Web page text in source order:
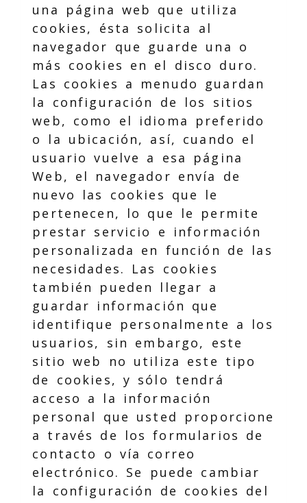
una página web que utiliza
cookies, ésta solicita al
navegador que guarde una o
más cookies en el disco duro.
Las cookies a menudo guardan
la configuración de los sitios
web, como el idioma preferido
o la ubicación, así, cuando el
usuario vuelve a esa página
Web, el navegador envía de
nuevo las cookies que le
pertenecen, lo que le permite
prestar servicio e información
personalizada en función de las
necesidades. Las cookies
también pueden llegar a
guardar información que
identifique personalmente a los
usuarios, sin embargo, este
sitio web no utiliza este tipo
de cookies, y sólo tendrá
acceso a la información
personal que usted proporcione
a través de los formularios de
contacto o vía correo
electrónico. Se puede cambiar
la configuración de cookies del